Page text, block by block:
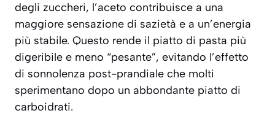
degli zuccheri, l’aceto contribuisce a una
maggiore sensazione di sazietà e a un’energia
più stabile. Questo rende il piatto di pasta più
digeribile e meno “pesante”, evitando l’effetto
di sonnolenza post-prandiale che molti
sperimentano dopo un abbondante piatto di
carboidrati.